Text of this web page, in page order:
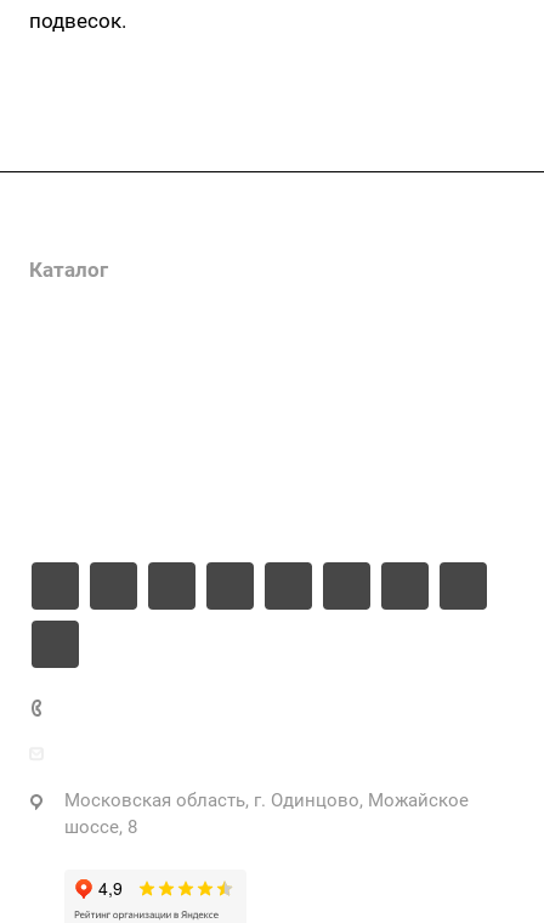
подвесок.
Каталог
Московская область, г. Одинцово, Можайское
шоссе, 8